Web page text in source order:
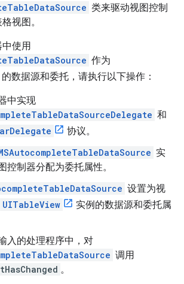
类来驱动视图控制
视图。
使用
作为
的数据源和委托，请执行以下操作：
中实现
和
协议。
实
控制器分配为委托属性。
设置为视
UITableView
实例的数据源和委托属
入的处理程序中，对
调用
。